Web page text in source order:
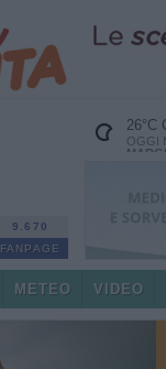
9.670
FANPAGE
26°C
OGGI
METEO VIDEO